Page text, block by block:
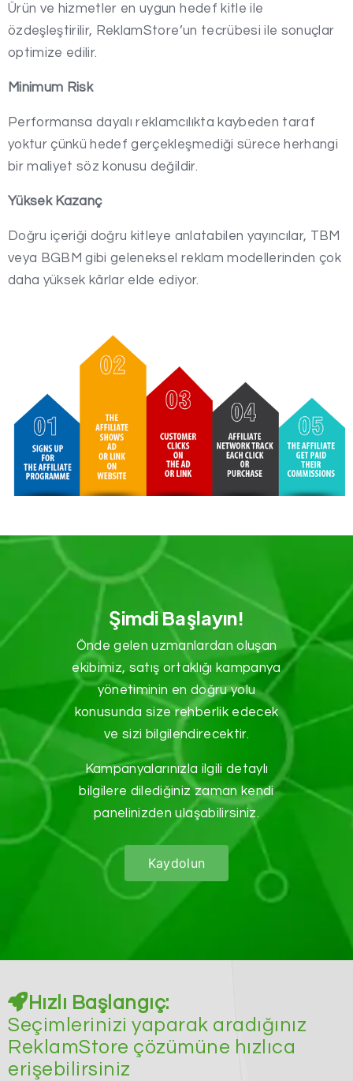
Ürün ve hizmetler en uygun hedef kitle ile
özdeşleştirilir, ReklamStore’un tecrübesi ile sonuçlar
optimize edilir.
Minimum Risk
Performansa dayalı reklamcılıkta kaybeden taraf
yoktur çünkü hedef gerçekleşmediği sürece herhangi
bir maliyet söz konusu değildir.
Yüksek Kazanç
Doğru içeriği doğru kitleye anlatabilen yayıncılar, TBM
veya BGBM gibi geleneksel reklam modellerinden çok
daha yüksek kârlar elde ediyor.
Şimdi Başlayın!
Önde gelen uzmanlardan oluşan
ekibimiz, satış ortaklığı kampanya
yönetiminin en doğru yolu
konusunda size rehberlik edecek
ve sizi bilgilendirecektir.
Kampanyalarınızla ilgili detaylı
bilgilere dilediğiniz zaman kendi
panelinizden ulaşabilirsiniz.
Kaydolun
Hızlı Başlangıç:
Seçimlerinizi yaparak aradığınız
ReklamStore çözümüne hızlıca
erişebilirsiniz